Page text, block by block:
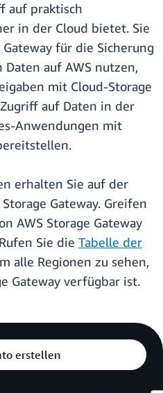
auf praktisch
in der Cloud bietet. Sie
für die Sicherung
auf AWS nutzen,
mit Cloud-Storage
auf Daten in der
Anwendungen mit
erhalten Sie auf der
Storage Gateway. Greifen
AWS Storage Gateway
Sie die Tabelle der
alle Regionen zu sehen,
Gateway verfügbar ist.
erstellen